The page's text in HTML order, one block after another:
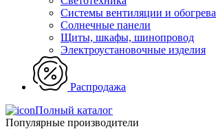
Системы вентиляции и обогрева
Солнечные панели
Щиты, шкафы, шинопровод
Электроустановочные изделия
Распродажа
Полный каталог
Популярные производители